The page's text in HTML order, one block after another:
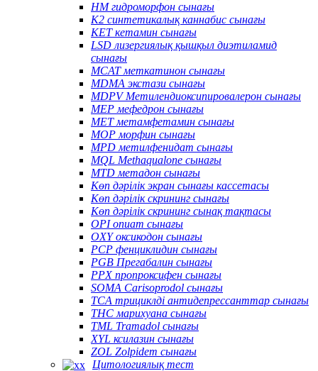
HM гидроморфон сынағы
K2 синтетикалық каннабис сынағы
KET кетамин сынағы
LSD лизергиялық қышқыл диэтиламид
сынағы
MCAT меткатинон сынағы
MDMA экстази сынағы
MDPV Метилендиоксипировалерон сынағы
MEP мефедрон сынағы
MET метамфетамин сынағы
MOP морфин сынағы
MPD метилфенидат сынағы
MQL Methaqualone сынағы
MTD метадон сынағы
Көп дәрілік экран сынағы кассетасы
Көп дәрілік скрининг сынағы
Көп дәрілік скрининг сынақ тақтасы
OPI опиат сынағы
OXY оксикодон сынағы
PCP фенциклидин сынағы
PGB Прегабалин сынағы
PPX пропроксифен сынағы
SOMA Carisoprodol сынағы
TCA трициклді антидепрессанттар сынағы
THC марихуана сынағы
TML Tramadol сынағы
XYL ксилазин сынағы
ZOL Zolpidem сынағы
Цитологиялық тест